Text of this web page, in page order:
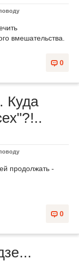
вмешательства.
0
Куда
продолжать -
0